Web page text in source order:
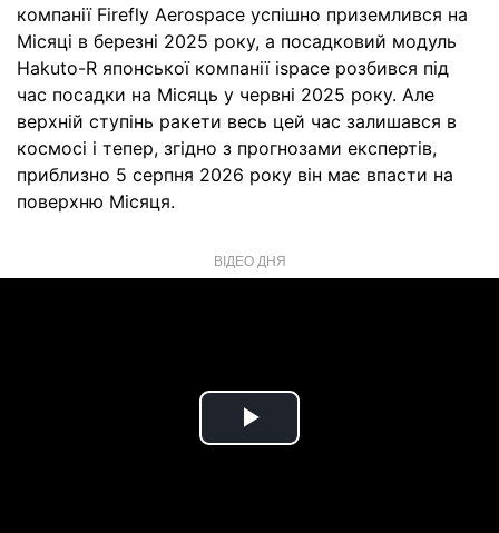
компанії Firefly Aerospace успішно приземлився на
Місяці в березні 2025 року, а посадковий модуль
Hakuto-R японської компанії ispace розбився під
час посадки на Місяць у червні 2025 року. Але
верхній ступінь ракети весь цей час залишався в
космосі і тепер, згідно з прогнозами експертів,
приблизно 5 серпня 2026 року він має впасти на
поверхню Місяця.
ВІДЕО ДНЯ
Play